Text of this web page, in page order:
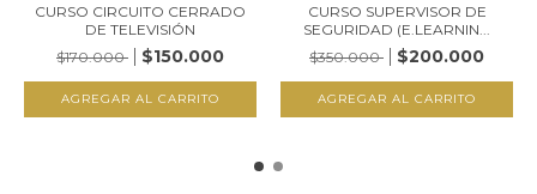
CURSO CIRCUITO CERRADO
DE TELEVISIÓN
$170.000
$150.000
CURSO SUPERVISOR DE
SEGURIDAD (E.LEARNIN...
$350.000
$200.000